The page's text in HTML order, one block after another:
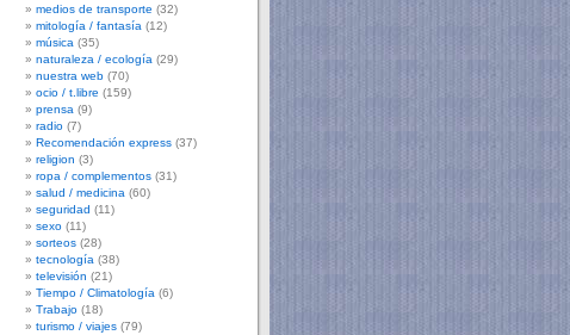
medios de transporte (32)
mitología / fantasía (12)
música (35)
naturaleza / ecología (29)
nuestra web (70)
ocio / t.libre (159)
prensa (9)
radio (7)
Recomendación express (37)
religion (3)
ropa / complementos (31)
salud / medicina (60)
seguridad (11)
sexo (11)
sorteos (28)
tecnología (38)
televisión (21)
Tiempo / Climatología (6)
Trabajo (18)
turismo / viajes (79)